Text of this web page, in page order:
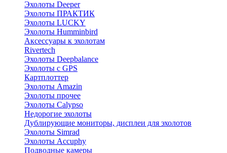
Эхолоты Deeper
Эхолоты ПРАКТИК
Эхолоты LUCKY
Эхолоты Humminbird
Аксессуары к эхолотам
Rivertech
Эхолоты Deepbalance
Эхолоты с GPS
Картплоттер
Эхолоты Amazin
Эхолоты прочее
Эхолоты Calypso
Недорогие эхолоты
Дублирующие мониторы, дисплеи для эхолотов
Эхолоты Simrad
Эхолоты Accuphy
Подводные камеры